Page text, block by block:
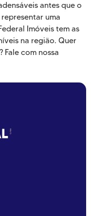
antes que o
uma
Imóveis tem as
na região. Quer
com nossa